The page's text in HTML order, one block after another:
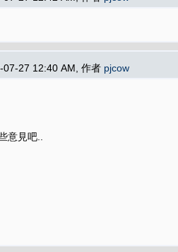
07-27 12:40 AM, 作者 pjcow
意見吧..